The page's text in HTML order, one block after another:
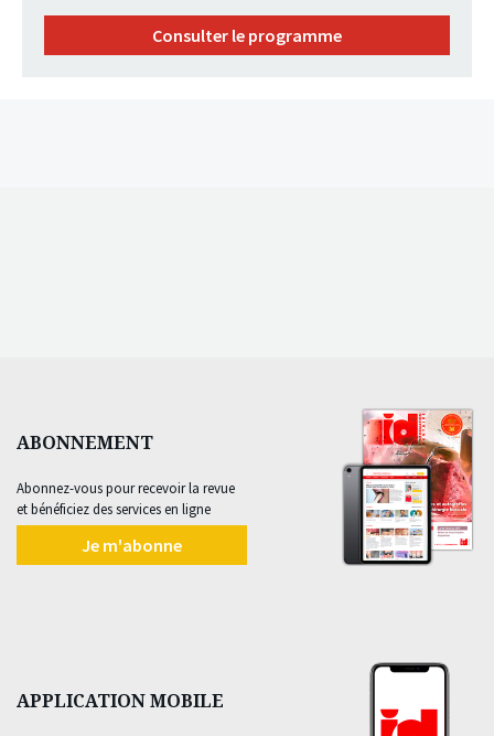
Consulter le programme
ABONNEMENT
Abonnez-vous pour recevoir la revue
et bénéficiez des services en ligne
Je m'abonne
APPLICATION MOBILE